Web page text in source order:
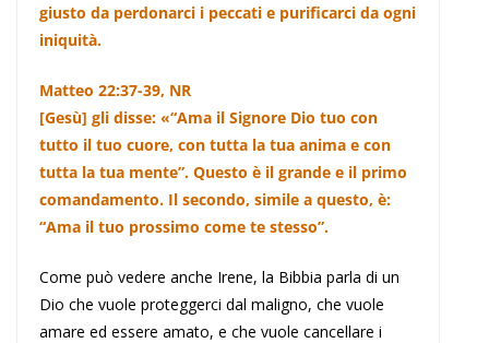
giusto da perdonarci i peccati e purificarci da ogni
iniquità.
Matteo 22:37-39, NR
[Gesù] gli disse: «“Ama il Signore Dio tuo con
tutto il tuo cuore, con tutta la tua anima e con
tutta la tua mente”. Questo è il grande e il primo
comandamento. Il secondo, simile a questo, è:
“Ama il tuo prossimo come te stesso”.
Come può vedere anche Irene, la Bibbia parla di un
Dio che vuole proteggerci dal maligno, che vuole
amare ed essere amato, e che vuole cancellare i